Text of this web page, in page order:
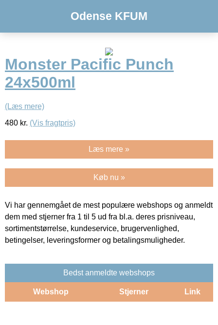
Odense KFUM
Monster Pacific Punch
24x500ml
(Læs mere)
480 kr. (Vis fragtpris)
Læs mere »
Køb nu »
Vi har gennemgået de mest populære webshops og anmeldt
dem med stjerner fra 1 til 5 ud fra bl.a. deres prisniveau,
sortimentstørrelse, kundeservice, brugervenlighed,
betingelser, leveringsformer og betalingsmuligheder.
Bedst anmeldte webshops
Webshop Stjerner Link